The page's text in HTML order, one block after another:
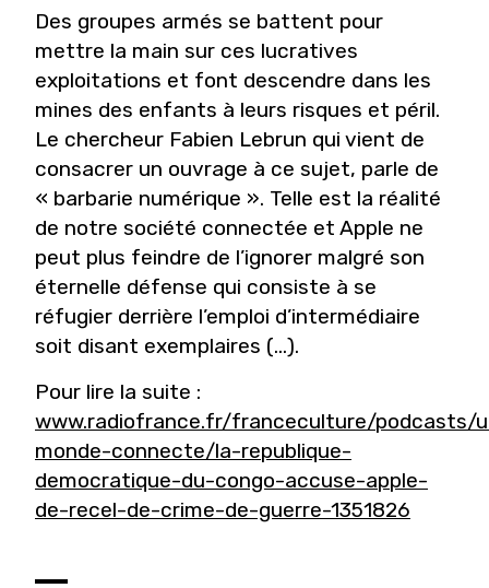
Des groupes armés se battent pour
mettre la main sur ces lucratives
exploitations et font descendre dans les
mines des enfants à leurs risques et péril.
Le chercheur Fabien Lebrun qui vient de
consacrer un ouvrage à ce sujet, parle de
« barbarie numérique ». Telle est la réalité
de notre société connectée et Apple ne
peut plus feindre de l’ignorer malgré son
éternelle défense qui consiste à se
réfugier derrière l’emploi d’intermédiaire
soit disant exemplaires (...).
Pour lire la suite :
www.radiofrance.fr/franceculture/podcasts/
monde-connecte/la-republique-
democratique-du-congo-accuse-apple-
de-recel-de-crime-de-guerre-1351826